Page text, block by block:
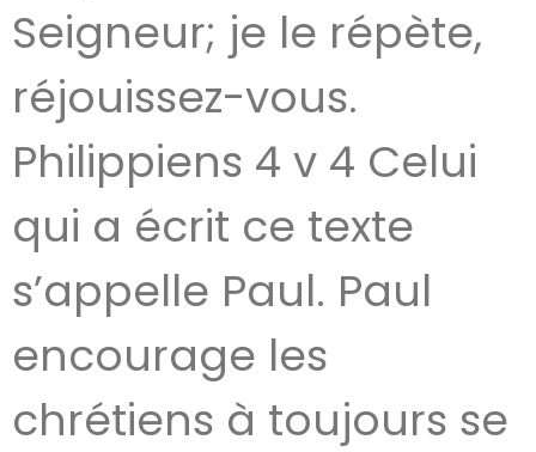
Seigneur; je le répète,
réjouissez-vous.
Philippiens 4 v 4 Celui
qui a écrit ce texte
s’appelle Paul. Paul
encourage les
chrétiens à toujours se